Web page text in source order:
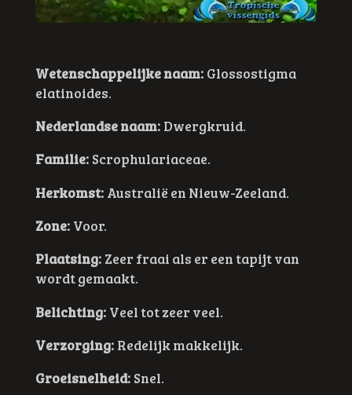
Wetenschappelijke naam:Glossostigma
elatinoides.
Nederlandse naam:Dwergkruid.
Familie:Scrophulariaceae.
Herkomst: Australië en Nieuw-Zeeland.
Zone: Voor.
Plaatsing:Zeer fraai als er een tapijt van
wordt gemaakt.
Belichting: Veel tot zeer veel.
Verzorging:Redelijk makkelijk.
Groeisnelheid: Snel.